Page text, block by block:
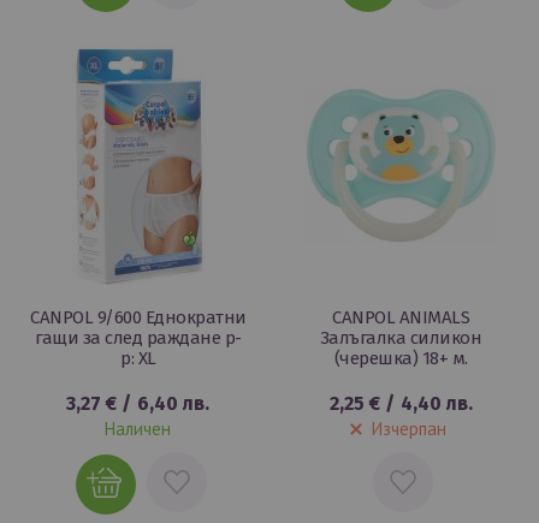
CANPOL 9/600 Еднократни
гащи за след раждане р-
р: XL
3,27 € / 6,40 лв.
Наличен
ДОБАВИ
CANPOL ANIMALS
Залъгалка силикон
(черешка) 18+ м.
2,25 €/ 4,40 лв.
Изчерпан
ДОБАВИ